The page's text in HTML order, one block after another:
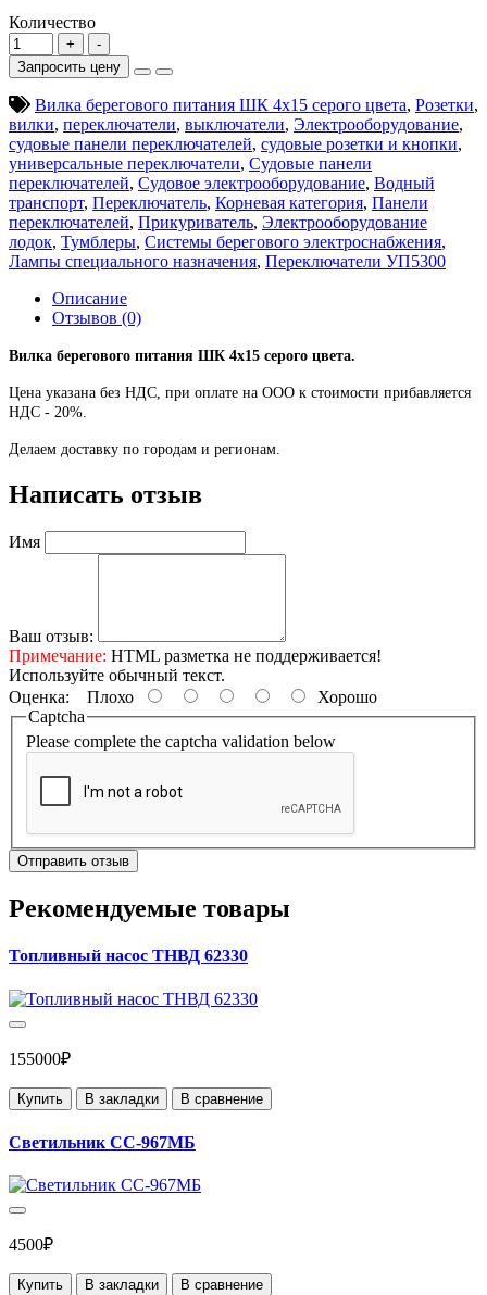
Количество
Запросить цену
Вилка берегового питания ШК 4х15 серого цвета, Розетки,
вилки, переключатели, выключатели, Электрооборудование,
судовые панели переключателей, судовые розетки и кнопки,
универсальные переключатели, Судовые панели
переключателей, Судовое электрооборудование, Водный
транспорт, Переключатель, Корневая категория, Панели
переключателей, Прикуриватель, Электрооборудование
лодок, Тумблеры, Системы берегового электроснабжения,
Лампы специального назначения, Переключатели УП5300
Описание
Отзывов (0)
Вилка берегового питания ШК 4х15 серого цвета.
Цена указана без НДС, при оплате на ООО к стоимости прибавляется
НДС - 20%.
Делаем доставку по городам и регионам.
Написать отзыв
Имя
Ваш отзыв:
Примечание: HTML разметка не поддерживается!
Используйте обычный текст.
Оценка: Плохо
Хорошо
Captcha
Please complete the captcha validation below
Отправить отзыв
Рекомендуемые товары
Топливный насос ТНВД 62330
155000₽
Купить В закладки В сравнение
Светильник СС-967МБ
4500₽
Купить В закладки В сравнение